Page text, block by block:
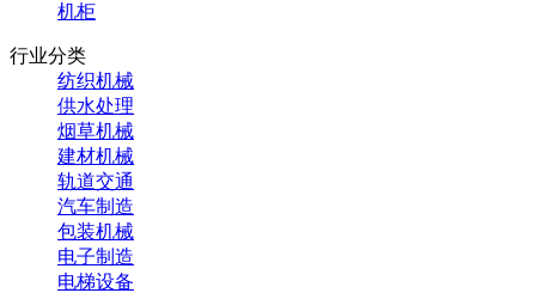
机柜
行业分类
纺织机械
供水处理
烟草机械
建材机械
轨道交通
汽车制造
包装机械
电子制造
电梯设备